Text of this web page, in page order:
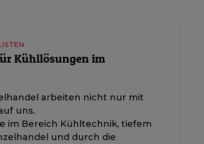
Kühllösungen im
arbeiten nicht nur mit
uns.
im Bereich Kühltechnik, tiefem
und durch die